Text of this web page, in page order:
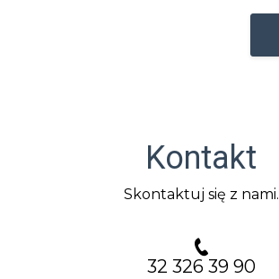
Kontakt
Skontaktuj się z nami.
32 326 39 90